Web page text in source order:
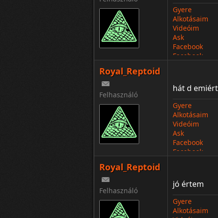
Gyere
Alkotásaim
Videóim
Ask
Facebook
Facebook
Royal_Reptoid
Felhasználó
hát d
Gyere
Alkotásaim
Videóim
Ask
Facebook
Facebook
Royal_Reptoid
Felhasználó
jó értem
Gyere
Alkotásaim